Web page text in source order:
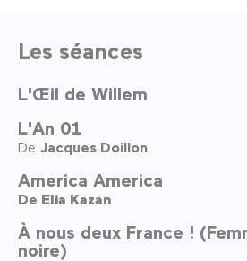
Les séances
L'Œil de Willem
L'An 01
De Jacques Doillon
America America
De Elia Kazan
À nous deux France !
noire)